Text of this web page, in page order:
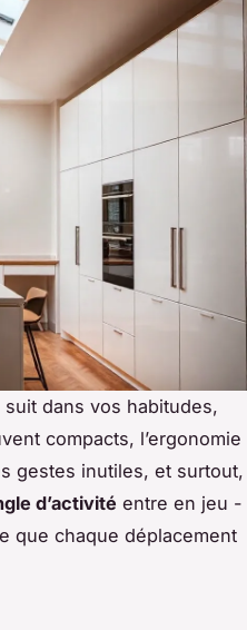
dans vos habitudes,
compacts, l’ergonomie
gestes inutiles, et surtout,
d’activité entre en jeu -
que chaque déplacement